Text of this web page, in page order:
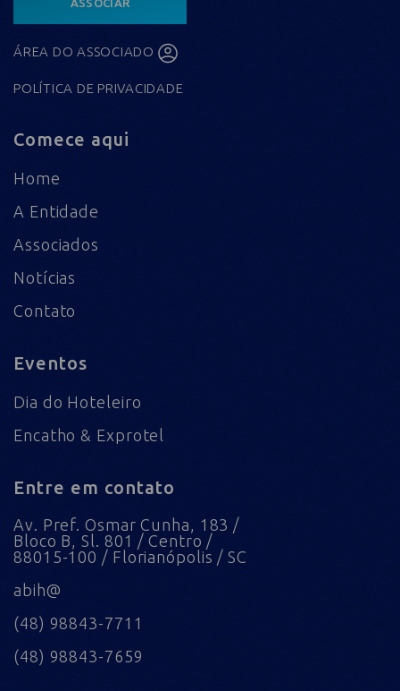
ASSOCIAR
ÁREA DO ASSOCIADO
POLÍTICA DE PRIVACIDADE
Comece aqui
Home
A Entidade
Associados
Notícias
Contato
Eventos
Dia do Hoteleiro
Encatho & Exprotel
Entre em contato
Av. Pref. Osmar Cunha, 183 /
Bloco B, Sl. 801 / Centro /
88015-100 / Florianópolis / SC
abih@
(48) 98843-7711
(48) 98843-7659